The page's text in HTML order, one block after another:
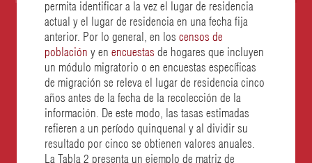
permita identificar a la vez el lugar de residencia
actual y el lugar de residencia en una fecha fija
anterior. Por lo general, en los censos de
población y en encuestas de hogares que incluyen
un módulo migratorio o en encuestas específicas
de migración se releva el lugar de residencia cinco
años antes de la fecha de la recolección de la
información. De este modo, las tasas estimadas
refieren a un período quinquenal y al dividir su
resultado por cinco se obtienen valores anuales.
La Tabla 2 presenta un ejemplo de matriz de